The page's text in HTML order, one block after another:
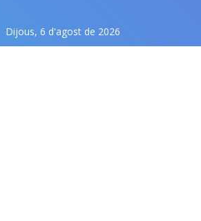
Dijous, 6 d'agost de 2026